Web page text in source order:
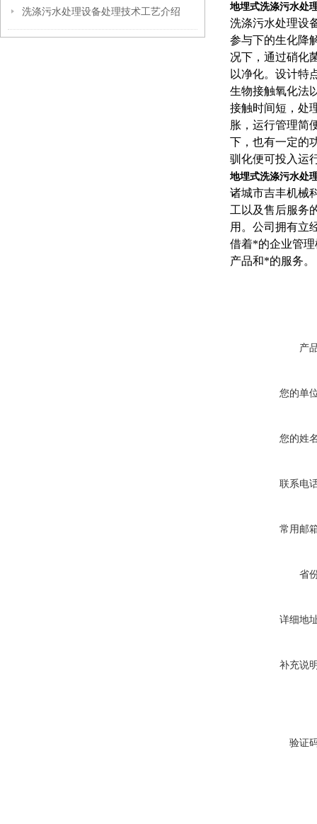
洗涤污水处理设备处理技术工艺介绍 地埋式洗涤污水处
洗涤污水处理设
参与下的生化降
况下，通过硝化
以净化。设计特
生物接触氧化法
接触时间短，处
胀，运行管理简
下，也有一定的
驯化便可投入运
地埋式洗涤污水处
诸城市吉丰机械
工以及售后服务
用。公司拥有立
借着*的企业管
产品和*的服务。
产
您的单
您的姓
联系电
常用邮
省
详细地
补充说
验证